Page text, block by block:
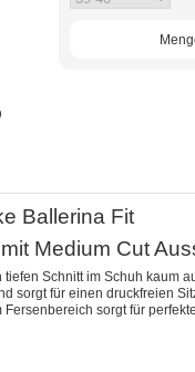
Ballerina Fit
Medium Cut
Schnitt im Schuh kaum
sorgt für einen druckfreien
sorgt für